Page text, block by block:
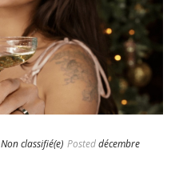
Non classifié(e) Posteddécembre